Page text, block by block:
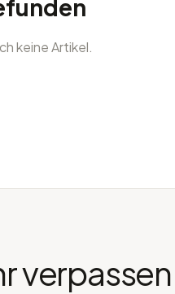
keine Artikel.
verpassen